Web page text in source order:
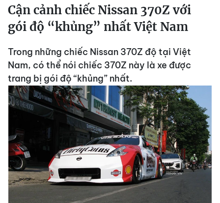
Cận cảnh chiếc Nissan 370Z với
gói độ “khủng” nhất Việt Nam
Trong những chiếc Nissan 370Z độ tại Việt
Nam, có thể nói chiếc 370Z này là xe được
trang bị gói độ “khủng” nhất.